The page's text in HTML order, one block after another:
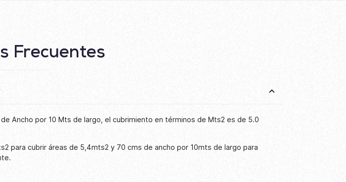
Frecuentes
Ancho por 10 Mts de largo, el cubrimiento en términos de Mts2 es de 5.0
para cubrir áreas de 5,4mts2 y 70 cms de ancho por 10mts de largo para